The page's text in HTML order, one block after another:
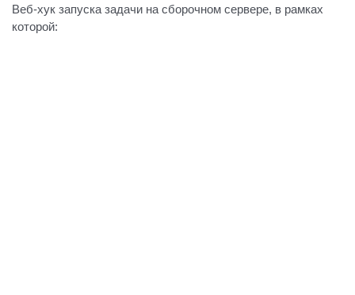
Веб-хук запуска задачи на сборочном сервере, в рамках
которой: